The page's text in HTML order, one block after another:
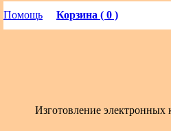
Помощь Корзина ( 0 )
Изготовление